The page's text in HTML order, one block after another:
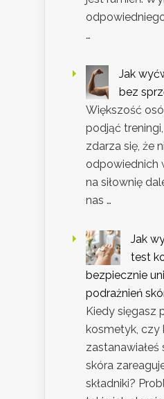
…
Jak
bez
Większość
podjąć
zdarza się, że
odpowiednich
na siłownię
nas …
Jak
test
bezpiecznie
podrażnień
Kiedy sięgasz
kosmetyk, czy
zastanawiałeś
skóra
składniki?